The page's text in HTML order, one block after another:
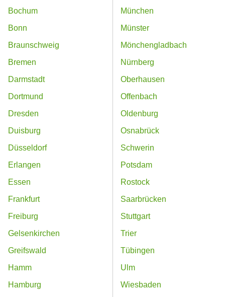
Bochum
Bonn
Braunschweig
Bremen
Darmstadt
Dortmund
Dresden
Duisburg
Düsseldorf
Erlangen
Essen
Frankfurt
Freiburg
Gelsenkirchen
Greifswald
Hamm
Hamburg
München
Münster
Mönchengladbach
Nürnberg
Oberhausen
Offenbach
Oldenburg
Osnabrück
Schwerin
Potsdam
Rostock
Saarbrücken
Stuttgart
Trier
Tübingen
Ulm
Wiesbaden